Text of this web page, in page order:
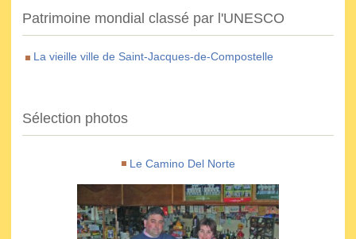
Patrimoine mondial classé par l'UNESCO
La vieille ville de Saint-Jacques-de-Compostelle
Sélection photos
Le Camino Del Norte